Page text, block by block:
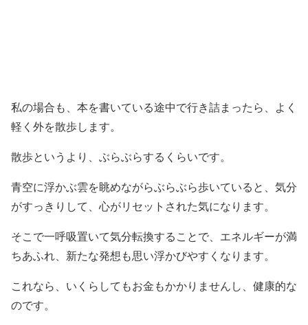
私の場合も、本を書いている途中で行き詰まったら、よく
軽く外を散歩します。
散歩というより、ぶらぶらするくらいです。
青空に浮かぶ雲を眺めながらぶらぶら歩いていると、気分
がすっきりして、心がリセットされた気になります。
そこで一呼吸置いて気分転換することで、エネルギーが満
ちあふれ、新たな発想も思い浮かびやすくなります。
これなら、いくらしてもお金もかかりませんし、健康的な
のです。